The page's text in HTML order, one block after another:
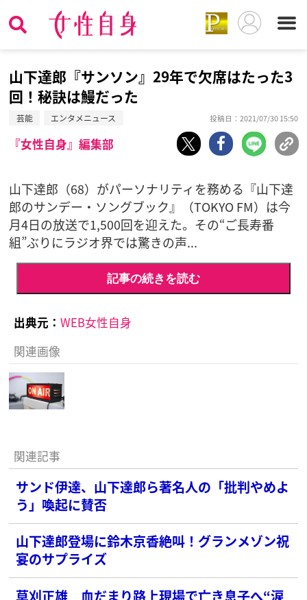
山下達郎『サンソン』29年で欠席はたった3
回！秘訣は鰻だった
芸能 エンタメニュース 投稿日：2021/07/30 15:50
『女性自身』編集部
山下達郎（68）がパーソナリティを務める『山下達
郎のサンデー・ソングブック』（TOKYO FM）は今
月4日の放送で1,500回を迎えた。その“ご長寿番
組”ぶりにラジオ界では驚きの声...
記事の続きを読む
出典元： WEB女性自身
関連画像
関連記事
サンド伊達、山下達郎ら著名人の「批判やめよ
う」喚起に賛否
山下達郎登場に鈴木京香絶叫！グランメゾン祝
宴のサプライズ
草刈正雄 血だまり路上現場で亡き息子へ“涙